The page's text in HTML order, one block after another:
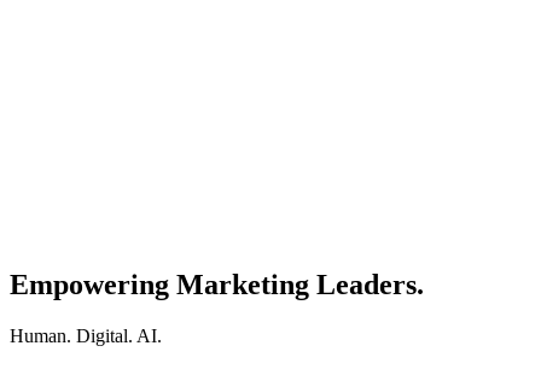
Empowering Marketing Leaders.
Human. Digital. AI.